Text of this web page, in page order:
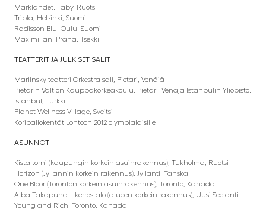
Marklandet, Täby, Ruotsi
Tripla, Helsinki, Suomi
Radisson Blu, Oulu, Suomi
Maximilian, Praha, Tsekki
TEATTERIT JA JULKISET SALIT
Mariinsky teatteri Orkestra sali, Pietari, Venäjä
Pietarin Valtion Kauppakorkeakoulu, Pietari, Venäjä Istanbulin Yliopisto,
Istanbul, Turkki
Planet Wellness Village, Sveitsi
Koripallokentät Lontoon 2012 olympialaisille
ASUNNOT
Kista-torni (kaupungin korkein asuinrakennus), Tukholma, Ruotsi
Horizon (Jyllannin korkein rakennus), Jyllanti, Tanska
One Bloor (Toronton korkein asuinrakennus), Toronto, Kanada
Alba Takapuna – kerrostalo (alueen korkein rakennus), Uusi-Seelanti
Young and Rich, Toronto, Kanada